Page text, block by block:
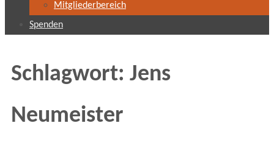
Mitgliederbereich
Spenden
Schlagwort: Jens
Neumeister